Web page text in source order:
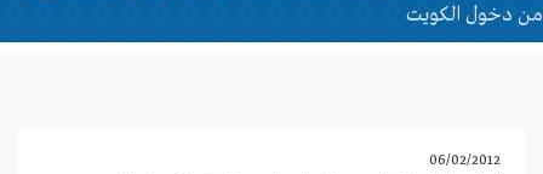
من دخول الكويت
06/02/2012